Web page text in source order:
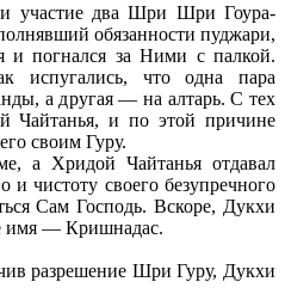
участие два Шри Шри Гоура-
обязанности пуджари,
и погнался за Ними с палкой.
испугались, что одна пара
а другая — на алтарь. С тех
Чайтанья, и по этой причине
своим Гуру.
а Хридой Чайтанья отдавал
и чистоту своего безупречного
Сам Господь. Вскоре, Дукхи
имя — Кришнадас.
разрешение Шри Гуру, Дукхи